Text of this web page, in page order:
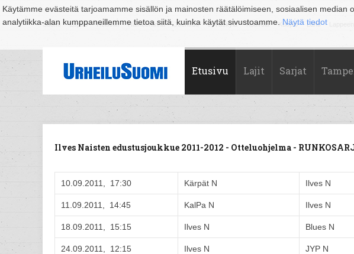
Käytämme evästeitä tarjoamamme sisällön ja mainosten räätälöimiseen, sosiaalisen
analytiikka-alan kumppaneillemme tietoa siitä, kuinka käytät sivustoamme. Näytä tiedot
Suomi Espoo Helsinki Hämeenlinna Joensuu Jyväskylä Kouvola Kuopio Lahti
Etusivu Lajit Sarjat
Ilves Naisten edustusjoukkue 2011-2012 - Otteluohjelma -
10.09.2011, 17:30 Kärpät N Ilves N
11.09.2011, 14:45 KalPa N Ilves N
18.09.2011, 15:15 Ilves N Blues N
24.09.2011, 12:15 Ilves N JYP N